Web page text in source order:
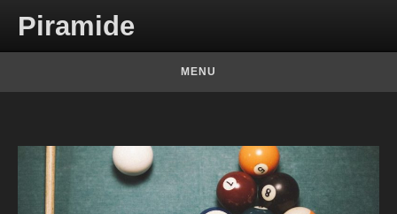
Piramide
MENU